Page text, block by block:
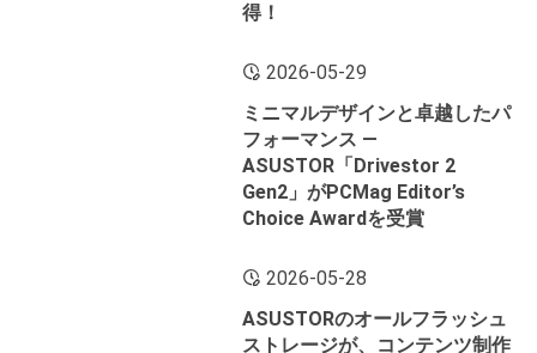
得！
2026-05-29
ミニマルデザインと卓越したパ
フォーマンス ―
ASUSTOR「Drivestor 2
Gen2」がPCMag Editor’s
Choice Awardを受賞
2026-05-28
ASUSTORのオールフラッシュ
ストレージが、コンテンツ制作